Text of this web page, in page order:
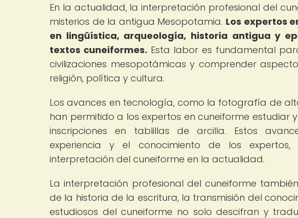
En la actualidad, la interpretación profesional del
misterios de la antigua Mesopotamia. Los expertos
en lingüística, arqueología, historia antigua y
textos cuneiformes. Esta labor es fundamental
civilizaciones mesopotámicas y comprender
religión, política y cultura.
Los avances en tecnología, como la fotografía de
han permitido a los expertos en cuneiforme
inscripciones en tablillas de arcilla. Estos
experiencia y el conocimiento de los
interpretación del cuneiforme en la actualidad.
La interpretación profesional del cuneiforme
de la historia de la escritura, la transmisión del
estudiosos del cuneiforme no solo descifran y